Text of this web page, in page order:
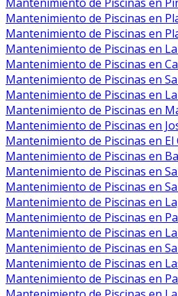
Mantenimiento de Piscinas en
Mantenimiento de Piscinas en
Mantenimiento de Piscinas en
Mantenimiento de Piscinas en
Mantenimiento de Piscinas en
Mantenimiento de Piscinas en
Mantenimiento de Piscinas en
Mantenimiento de Piscinas en
Mantenimiento de Piscinas en
Mantenimiento de Piscinas en
Mantenimiento de Piscinas en
Mantenimiento de Piscinas en
Mantenimiento de Piscinas en
Mantenimiento de Piscinas en
Mantenimiento de Piscinas en
Mantenimiento de Piscinas en
Mantenimiento de Piscinas en
Mantenimiento de Piscinas en